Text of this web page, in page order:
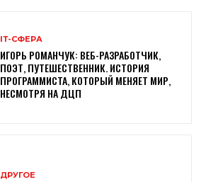
ІТ-СФЕРА
ИГОРЬ РОМАНЧУК: ВЕБ-РАЗРАБОТЧИК,
ПОЭТ, ПУТЕШЕСТВЕННИК. ИСТОРИЯ
ПРОГРАММИСТА, КОТОРЫЙ МЕНЯЕТ МИР,
НЕСМОТРЯ НА ДЦП
ДРУГОЕ